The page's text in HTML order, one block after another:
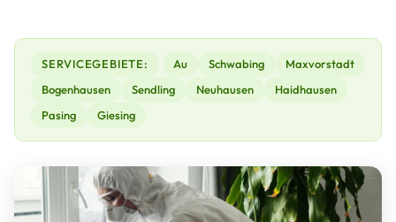
SERVICEGEBIETE: Au Schwabing
Maxvorstadt
Bogenhausen
Sendling Neuhausen
Haidhausen
Pasing
Giesing